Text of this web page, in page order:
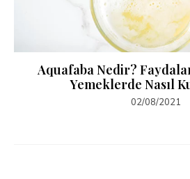
Aquafaba Nedir?
Yemeklerde Nasıl
02/08/2021